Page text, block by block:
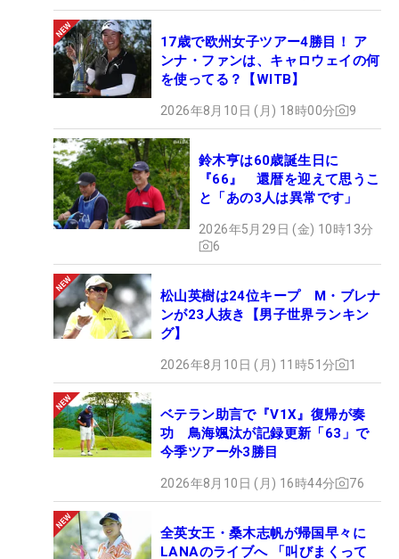
17歳で欧州女子ツアー4勝目！ ア
ンナ・ファンは、キャロウェイの何
を使ってる？【WITB】
2026年8月10日 (月) 18時00分 9
鈴木亨は60歳誕生日に
『66』 還暦を迎えて思うこ
と「あの3人は異常です」
2026年5月29日 (金) 10時13分
6
松山英樹は24位キープ M・ブレナ
ンが23人抜き【男子世界ランキン
グ】
2026年8月10日 (月) 11時51分 1
ベテラン助言で『V1X』復帰が奏
功 鳥海颯汰が記録更新「63」で
今季ツアー外3勝目
2026年8月10日 (月) 16時44分 76
全英女王・桑木志帆が帰国早々に
LANAのライブへ 「叫びまくって